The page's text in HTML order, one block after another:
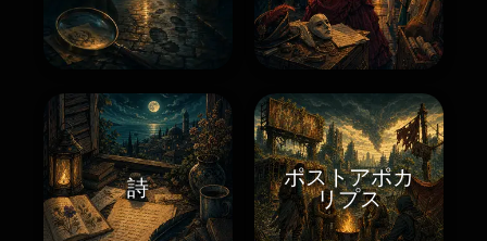
詩
ポストアポカ
リプス